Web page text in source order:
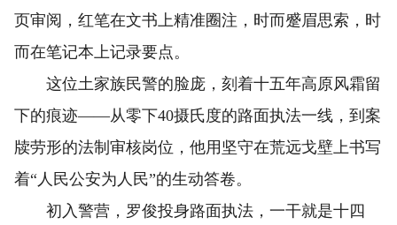
页审阅，红笔在文书上精准圈注，时而蹙眉思索，时
而在笔记本上记录要点。
这位土家族民警的脸庞，刻着十五年高原风霜留
下的痕迹——从零下40摄氏度的路面执法一线，到案
牍劳形的法制审核岗位，他用坚守在荒远戈壁上书写
着“人民公安为人民”的生动答卷。
初入警营，罗俊投身路面执法，一干就是十四